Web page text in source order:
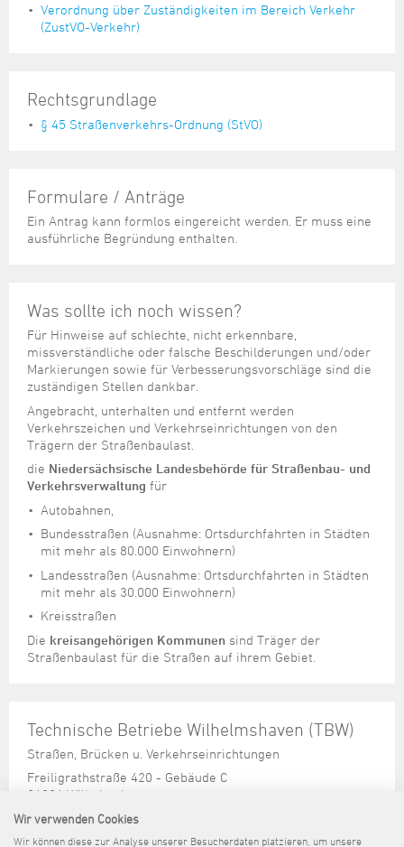
Verordnung über Zuständigkeiten im Bereich Verkehr
(ZustVO-Verkehr)
Rechtsgrundlage
§ 45 Straßenverkehrs-Ordnung (StVO)
Formulare / Anträge
Ein Antrag kann formlos eingereicht werden. Er muss eine
ausführliche Begründung enthalten.
Was sollte ich noch wissen?
Für Hinweise auf schlechte, nicht erkennbare,
missverständliche oder falsche Beschilderungen und/oder
Markierungen sowie für Verbesserungsvorschläge sind die
zuständigen Stellen dankbar.
Angebracht, unterhalten und entfernt werden
Verkehrszeichen und Verkehrseinrichtungen von den
Trägern der Straßenbaulast.
die Niedersächsische Landesbehörde für Straßenbau- und
Verkehrsverwaltung für
Autobahnen,
Bundesstraßen (Ausnahme: Ortsdurchfahrten in Städten
mit mehr als 80.000 Einwohnern)
Landesstraßen (Ausnahme: Ortsdurchfahrten in Städten
mit mehr als 30.000 Einwohnern)
Kreisstraßen
Die kreisangehörigen Kommunen sind Träger der
Straßenbaulast für die Straßen auf ihrem Gebiet.
Technische Betriebe Wilhelmshaven (TBW)
Straßen, Brücken u. Verkehrseinrichtungen
Freiligrathstraße 420 - Gebäude C
26386 Wilhelmshaven
Tel. 0 44 21 / 16 - 45 02
Wir verwenden Cookies
Wir können diese zur Analyse unserer Besucherdaten platzieren, um unsere